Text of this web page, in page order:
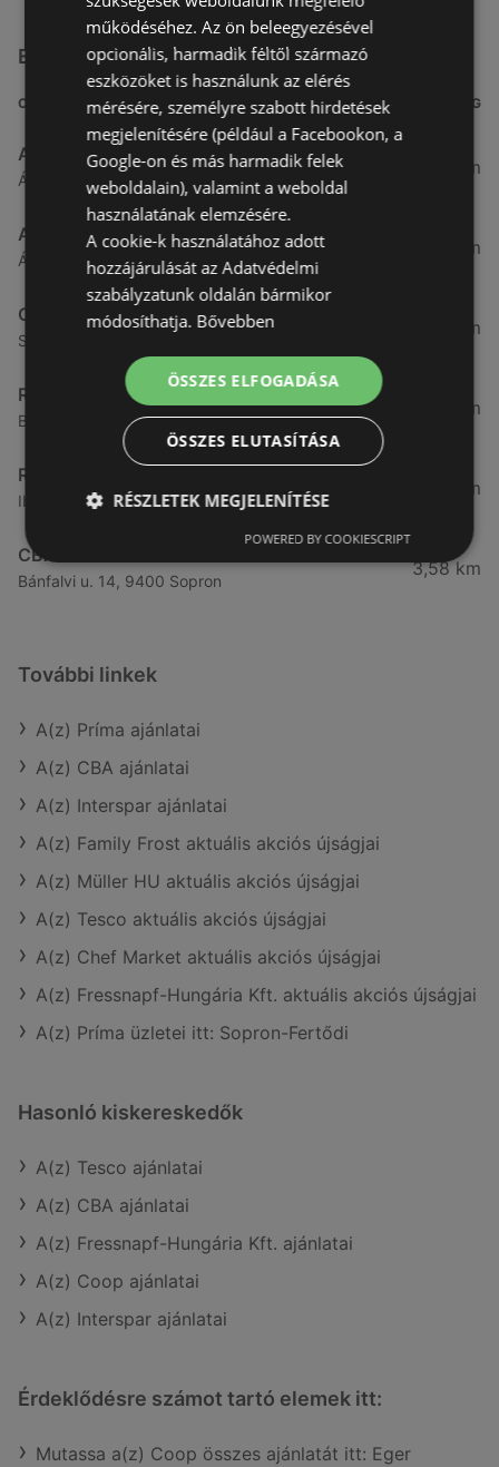
Egyéb Szupermarketek üzletek a közelben
CÍM TÁVOLSÁG
Aldi
Ágfalvi út 4/A., 9400 Sopron
3,26 km
ALDI
Ágfalvi út 4/a, 9400 Sopron
3,26 km
CBA
Somfalvi u. 14., 9400 Sopron
3,31 km
Reál
Besenyő u. 16., 9400 Sopron
3,32 km
Reál
Ibolya út 15., 9400 Sopron
3,41 km
CBA
Bánfalvi u. 14, 9400 Sopron
3,58 km
További linkek
A(z) Príma ajánlatai
A(z) CBA ajánlatai
A(z) Interspar ajánlatai
A(z) Family Frost aktuális akciós újságjai
A(z) Müller HU aktuális akciós újságjai
A(z) Tesco aktuális akciós újságjai
A(z) Chef Market aktuális akciós újságjai
A(z) Fressnapf-Hungária Kft. aktuális akciós újságjai
A(z) Príma üzletei itt: Sopron-Fertődi
Hasonló kiskereskedők
A(z) Tesco ajánlatai
A(z) CBA ajánlatai
A(z) Fressnapf-Hungária Kft. ajánlatai
A(z) Coop ajánlatai
A(z) Interspar ajánlatai
Érdeklődésre számot tartó elemek itt:
Mutassa a(z) Coop összes ajánlatát itt: Eger
működéséhez. Az ön beleegyezésével
opcionális, harmadik féltől származó
eszközöket is használunk az elérés
mérésére, személyre szabott hirdetések
megjelenítésére (például a Facebookon, a
Google-on és más harmadik felek
weboldalain), valamint a weboldal
használatának elemzésére.
A cookie-k használatához adott
hozzájárulását az Adatvédelmi
szabályzatunk oldalán bármikor
módosíthatja. Bővebben
ÖSSZES ELFOGADÁSA
ÖSSZES ELUTASÍTÁSA
RÉSZLETEK MEGJELENÍTÉSE
POWERED BY COOKIESCRIPT